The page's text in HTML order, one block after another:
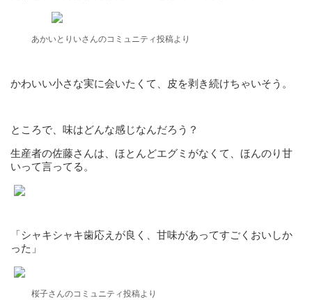
あかいとりいさんのコミュニティ投稿より
かわいい小さな実に会いたくて、皮を剥き続けちゃいそう。
ところで、味はどんな感じなんだろう？
生産者の佐藤さんは、ほとんどエグミがなくて、ほんのり甘
いって言ってる。
「シャキシャキ歯応えが良く、甘味があってすごくおいしか
った」
桜子さんのコミュニティ投稿より